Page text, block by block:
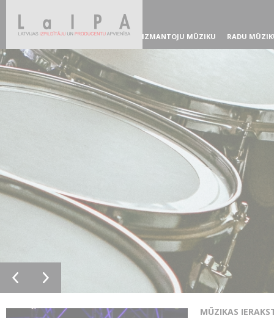
IZMANTOJU MŪZIKU RADU
MŪZIKAS